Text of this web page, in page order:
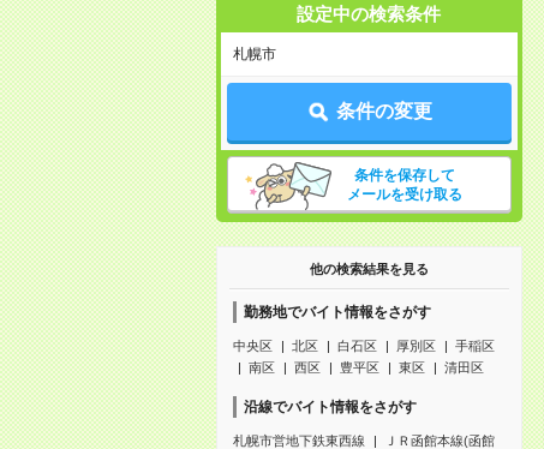
設定中の検索条件
札幌市
条件の変更
条件を保存して
メールを受け取る
他の検索結果を見る
勤務地でバイト情報をさがす
中央区 北区 白石区 厚別区
手稲区
南区
西区 豊平区 東区 清田区
沿線でバイト情報をさがす
札幌市営地下鉄東西線
ＪＲ函館本線(函館